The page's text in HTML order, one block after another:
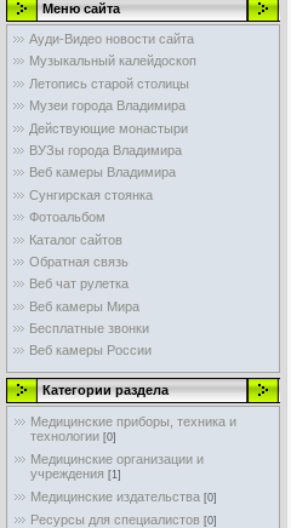
Меню сайта
Ауди-Видео новости сайта
Музыкальный калейдоскоп
Летопись старой столицы
Музеи города Владимира
Действующие монастыри
ВУЗы города Владимира
Веб камеры Владимира
Сунгирская стоянка
Фотоальбом
Каталог сайтов
Обратная связь
Веб чат рулетка
Веб камеры Мира
Бесплатные звонки
Веб камеры России
Категории раздела
Медицинские приборы, техника и
технологии [0]
Медицинские организации и
учреждения [1]
Медицинские издательства [0]
Ресурсы для специалистов [0]